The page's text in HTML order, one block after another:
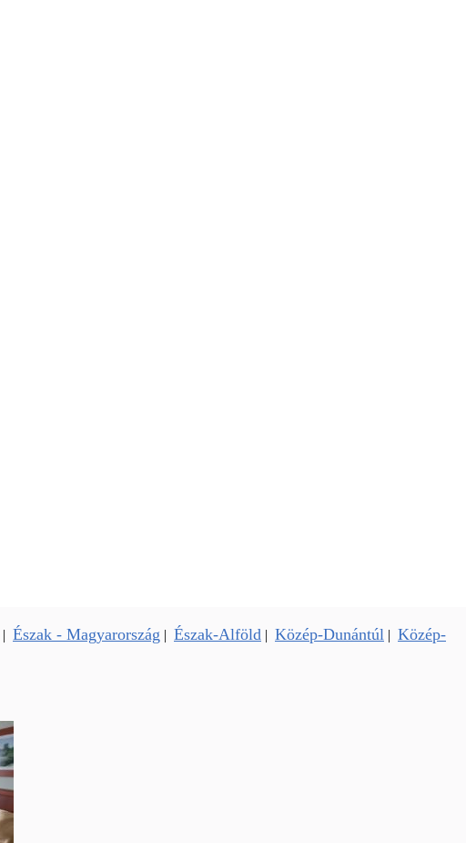
| Észak - Magyarország | Észak-Alföld | Közép-Dunántúl | Közép-